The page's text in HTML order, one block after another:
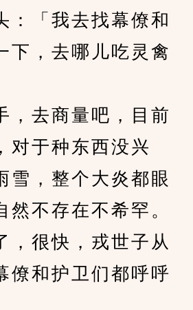
「我去找幕僚和
下，去哪儿吃灵禽
去商量吧，目前
对于种东西没兴
雪，整个大炎都眼
然不存在不希罕。
很快，戎世子从
僚和护卫们都呼呼